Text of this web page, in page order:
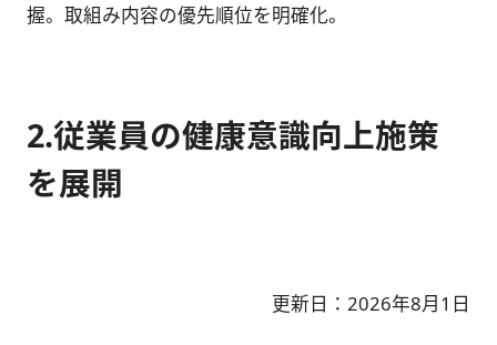
握。取組み内容の優先順位を明確化。
2.従業員の健康意識向上施策
を展開
更新日：2026年8月1日